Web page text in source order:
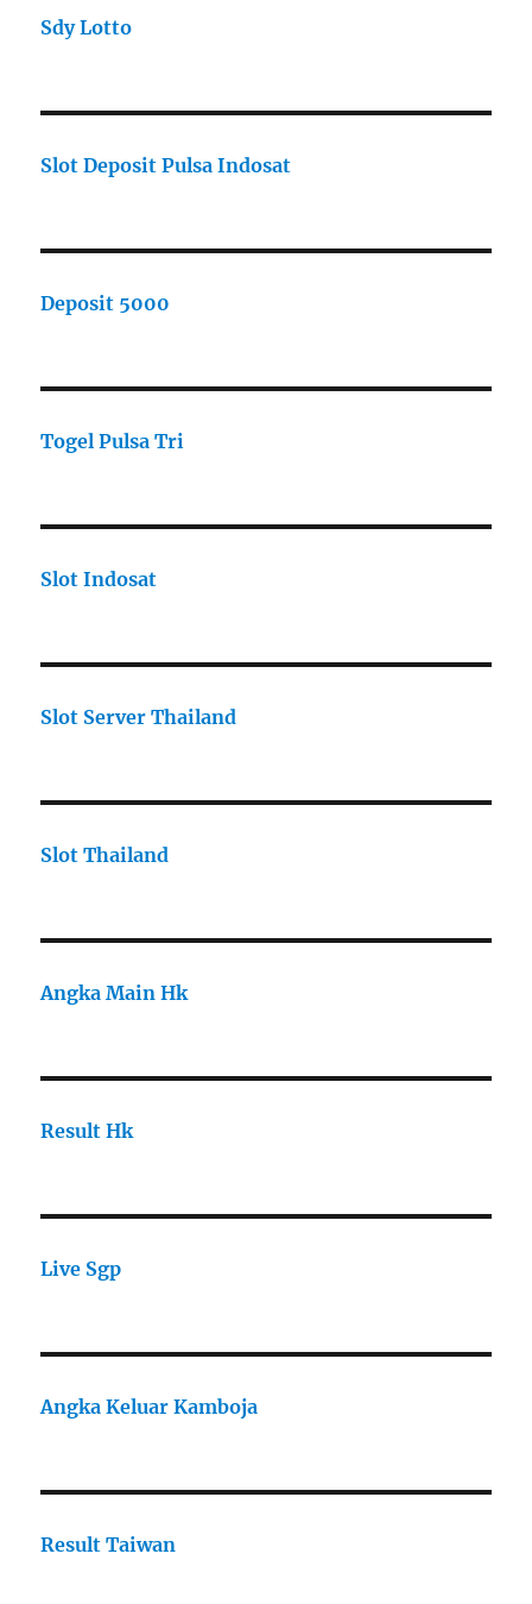
Sdy Lotto
Slot Deposit Pulsa Indosat
Deposit 5000
Togel Pulsa Tri
Slot Indosat
Slot Server Thailand
Slot Thailand
Angka Main Hk
Result Hk
Live Sgp
Angka Keluar Kamboja
Result Taiwan